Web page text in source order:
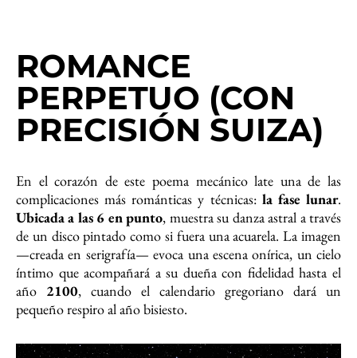
ROMANCE
PERPETUO (CON
PRECISIÓN SUIZA)
En el corazón de este poema mecánico late una de las
complicaciones más románticas y técnicas: la fase lunar.
Ubicada a las 6 en punto, muestra su danza astral a través
de un disco pintado como si fuera una acuarela. La imagen
—creada en serigrafía— evoca una escena onírica, un cielo
íntimo que acompañará a su dueña con fidelidad hasta el
año 2100, cuando el calendario gregoriano dará un
pequeño respiro al año bisiesto.